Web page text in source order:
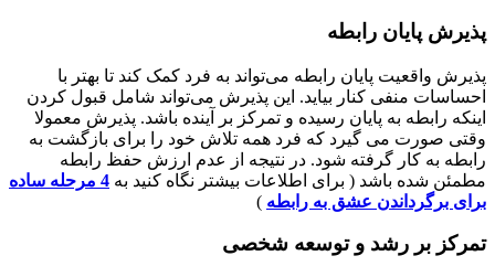
پذیرش پایان رابطه
پذیرش واقعیت پایان رابطه می‌تواند به فرد کمک کند تا بهتر با
احساسات منفی کنار بیاید. این پذیرش می‌تواند شامل قبول کردن
اینکه رابطه به پایان رسیده و تمرکز بر آینده باشد. پذیرش معمولا
وقتی صورت می گیرد که فرد همه تلاش خود را برای بازگشت به
رابطه به کار گرفته شود. در نتیجه از عدم ارزش حفظ رابطه
مطمئن شده باشد ( برای اطلاعات بیشتر نگاه کنید به
4 مرحله ساده
برای برگرداندن عشق به رابطه )
تمرکز بر رشد و توسعه شخصی